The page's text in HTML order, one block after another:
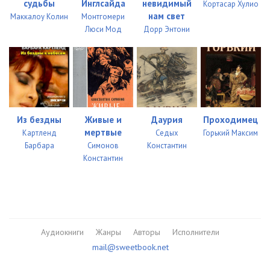
02_10_03_Ugroza
судьбы
Маккалоу Колин
Инглсайда
Монтгомери
Люси Мод
невидимый
нам свет
Дорр Энтони
Кортасар Хулио
Из бездны
Картленд
Барбара
Живые и
мертвые
Симонов
Константин
Даурия
Седых
Константин
Проходимец
Горький Максим
Аудиокниги Жанры Авторы
Исполнители
mail@sweetbook.net